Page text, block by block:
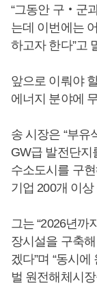
“그동안 구‧군
는데 이번에는
하고자 한다”고
앞으로 이뤄야
에너지 분야에
송 시장은 “부유
GW급 발전단지
수소도시를 구
기업 200개 이
그는 “2026년까
장시설을 구축
겠다”며 “동시
벌 원전해체시